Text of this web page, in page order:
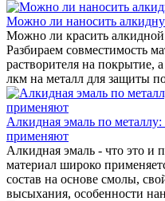
Можно ли наносить
Можно ли красить
Разбираем совместимость
растворителя на покрытие,
лкм на металл для защиты
Алкидная эмаль по металлу:
применяют
Алкидная эмаль - что это и
материал широко
состав на основе смолы,
высыхания, особенности